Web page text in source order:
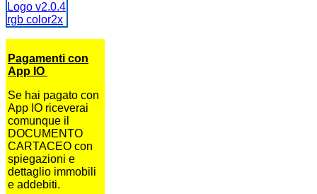
Pagamenti con
App IO
Se hai pagato con
App IO riceverai
comunque il
DOCUMENTO
CARTACEO con
spiegazioni e
dettaglio immobili
e addebiti.